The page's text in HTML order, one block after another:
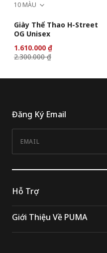
10 MÀU
Giày Thể Thao H-Street
OG Unisex
1.610.000 ₫
2.300.000 ₫
Đăng Ký Email
Hỗ Trợ
Giới Thiệu Về PUMA